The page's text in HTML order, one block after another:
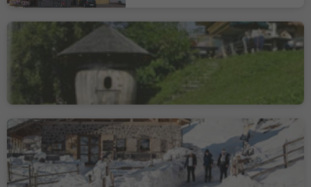
Gasthof Schmiederalm
Aldino/Aldein, Aldein/Aldino
Cisloner Alm
Trodena/Truden, Truden/Trodena